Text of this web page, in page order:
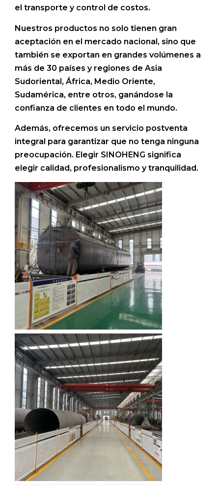
el transporte y control de costos.
Nuestros productos no solo tienen gran
aceptación en el mercado nacional, sino que
también se exportan en grandes volúmenes a
más de 30 países y regiones de Asia
Sudoriental, África, Medio Oriente,
Sudamérica, entre otros, ganándose la
confianza de clientes en todo el mundo.
Además, ofrecemos un servicio postventa
integral para garantizar que no tenga ninguna
preocupación. Elegir SINOHENG significa
elegir calidad, profesionalismo y tranquilidad.